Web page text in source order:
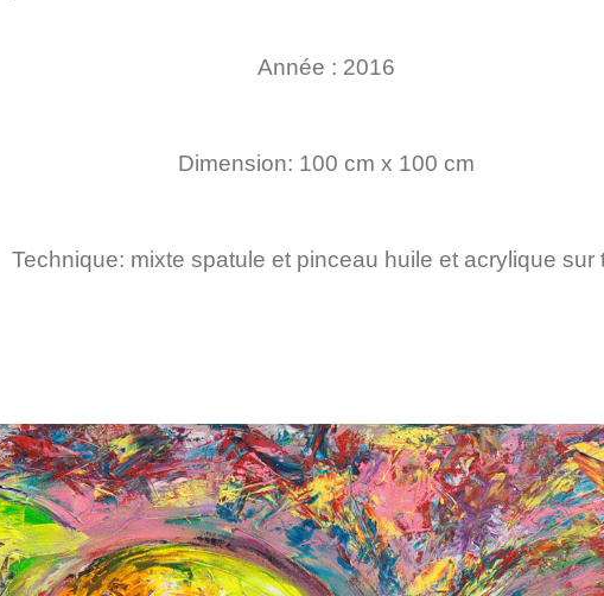
Année : 2016
Dimension: 100 cm x 100 cm
Technique: mixte spatule et pinceau huile et acrylique sur